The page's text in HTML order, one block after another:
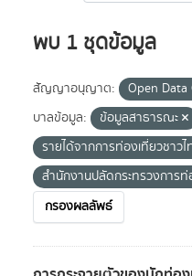
พบ 1 ชุดข้อมูล
สัญญาอนุญาต: Open Data
บาลข้อมูล:
ข้อมูลสาธารณะ
รายได้จากการท่องเที่ยวชาวไ
สำนักงานปลัดกระทรวงการท่
กรองผลลัพธ์